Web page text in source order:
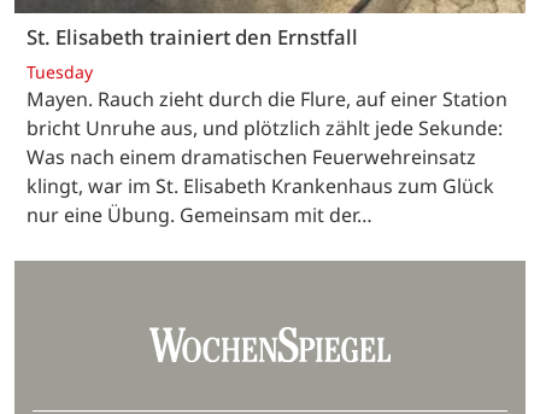
St. Elisabeth trainiert den Ernstfall
Tuesday
Mayen. Rauch zieht durch die Flure, auf einer Station
bricht Unruhe aus, und plötzlich zählt jede Sekunde:
Was nach einem dramatischen Feuerwehreinsatz
klingt, war im St. Elisabeth Krankenhaus zum Glück
nur eine Übung. Gemeinsam mit der…